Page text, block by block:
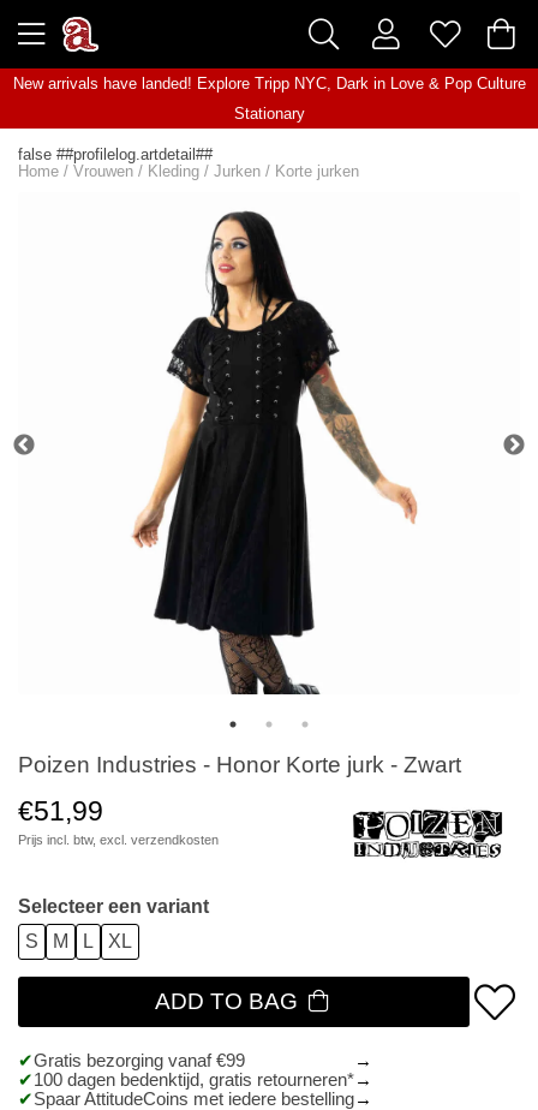
New arrivals have landed! Explore Tripp NYC, Dark in Love& Pop Culture
Stationary
false ##profilelog.artdetail##
Home / Vrouwen / Kleding / Jurken / Korte jurken
Poizen Industries - Honor Korte jurk - Zwart
€51,99
Prijs incl. btw, excl. verzendkosten
Selecteer een variant
S
M L XL
ADD TO BAG
Gratis bezorging vanaf €99
100 dagen bedenktijd, gratis retourneren*
Spaar AttitudeCoins met iedere bestelling